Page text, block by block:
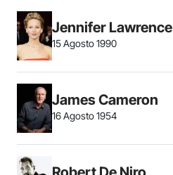
Jennifer Lawrence
15 Agosto 1990
James Cameron
16 Agosto 1954